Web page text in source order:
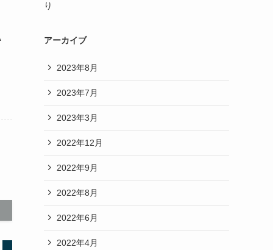
り
アーカイブ
2023年8月
2023年7月
2023年3月
2022年12月
2022年9月
2022年8月
2022年6月
2022年4月